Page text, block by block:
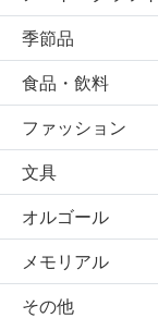
季節品
食品・飲料
ファッション
文具
オルゴール
メモリアル
その他